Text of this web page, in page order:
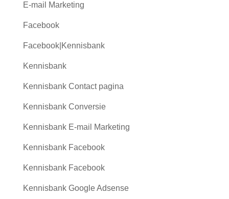
E-mail Marketing
Facebook
Facebook|Kennisbank
Kennisbank
Kennisbank Contact pagina
Kennisbank Conversie
Kennisbank E-mail Marketing
Kennisbank Facebook
Kennisbank Facebook
Kennisbank Google Adsense